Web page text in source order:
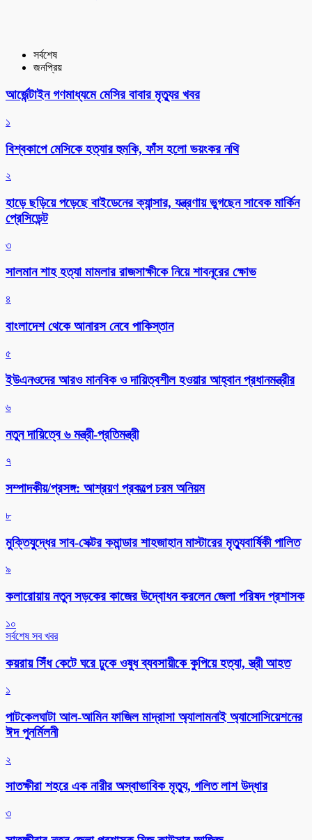
সর্বশেষ
জনপ্রিয়
আর্জেন্টাইন গণমাধ্যমে মেসির বাবার মৃত্যুর খবর
১
বিশ্বকাপে মেসিকে হত্যার হুমকি, ফাঁস হলো ভয়ংকর নথি
২
হাড়ে ছড়িয়ে পড়েছে বাইডেনের ক্যান্সার, যন্ত্রণায় ভুগছেন সাবেক মার্কিন
প্রেসিডেন্ট
৩
সালমান শাহ হত্যা মামলার রাজসাক্ষীকে নিয়ে শাবনূরের ক্ষোভ
৪
বাংলাদেশ থেকে আনারস নেবে পাকিস্তান
৫
ইউএনওদের আরও মানবিক ও দায়িত্বশীল হওয়ার আহ্বান প্রধানমন্ত্রীর
৬
নতুন দায়িত্বে ৬ মন্ত্রী-প্রতিমন্ত্রী
৭
সম্পাদকীয়/প্রসঙ্গ: আশ্রয়ণ প্রকল্পে চরম অনিয়ম
৮
মুক্তিযুদ্ধের সাব-সেক্টর কমান্ডার শাহজাহান মাস্টারের মৃত্যুবার্ষিকী পালিত
৯
কলারোয়ায় নতুন সড়কের কাজের উদ্বোধন করলেন জেলা পরিষদ প্রশাসক
১০
সর্বশেষ সব খবর
কয়রায় সিঁধ কেটে ঘরে ঢুকে ওষুধ ব্যবসায়ীকে কুপিয়ে হত্যা, স্ত্রী আহত
১
পাটকেলঘাটা আল-আমিন ফাজিল মাদ্রাসা অ্যালামনাই অ্যাসোসিয়েশনের
ঈদ পুনর্মিলনী
২
সাতক্ষীরা শহরে এক নারীর অস্বাভাবিক মৃত্যু, গলিত লাশ উদ্ধার
৩